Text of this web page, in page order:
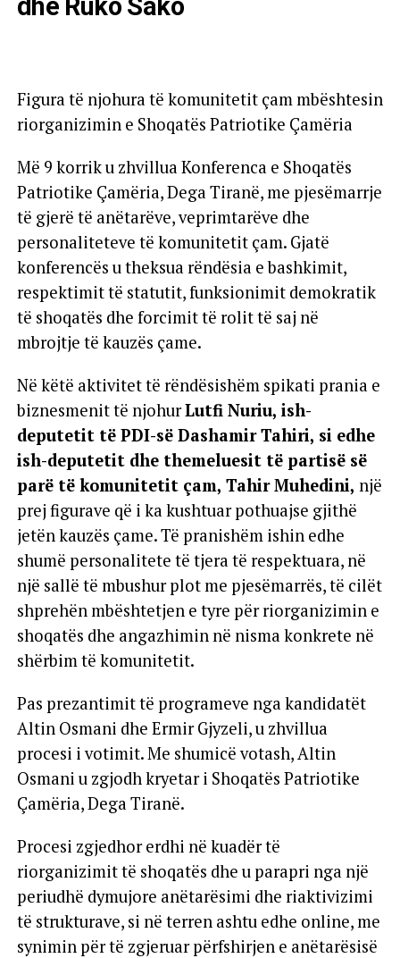
Figura të njohura të komunitetit çam mbështesin
riorganizimin e Shoqatës Patriotike Çamëria
Më 9 korrik u zhvillua Konferenca e Shoqatës
Patriotike Çamëria, Dega Tiranë, me pjesëmarrje
të gjerë të anëtarëve, veprimtarëve dhe
personaliteteve të komunitetit çam. Gjatë
konferencës u theksua rëndësia e bashkimit,
respektimit të statutit, funksionimit demokratik
të shoqatës dhe forcimit të rolit të saj në
mbrojtje të kauzës çame.
Në këtë aktivitet të rëndësishëm spikati prania e
biznesmenit të njohurLutfi Nuriu, ish-
deputetit të PDI-së Dashamir Tahiri, si edhe
ish-deputetit dhe themeluesit të partisë së
parë të komunitetit çam, Tahir Muhedini, një
prej figurave që i ka kushtuar pothuajse gjithë
jetën kauzës çame. Të pranishëm ishin edhe
shumë personalitete të tjera të respektuara, në
një sallë të mbushur plot me pjesëmarrës, të cilët
shprehën mbështetjen e tyre për riorganizimin e
shoqatës dhe angazhimin në nisma konkrete në
shërbim të komunitetit.
Pas prezantimit të programeve nga kandidatët
Altin Osmani dhe Ermir Gjyzeli, u zhvillua
procesi i votimit. Me shumicë votash, Altin
Osmani u zgjodh kryetar i Shoqatës Patriotike
Çamëria, Dega Tiranë.
Procesi zgjedhor erdhi në kuadër të
riorganizimit të shoqatës dhe u parapri nga një
periudhë dymujore anëtarësimi dhe riaktivizimi
të strukturave, si në terren ashtu edhe online, me
synimin për të zgjeruar përfshirjen e anëtarësisë